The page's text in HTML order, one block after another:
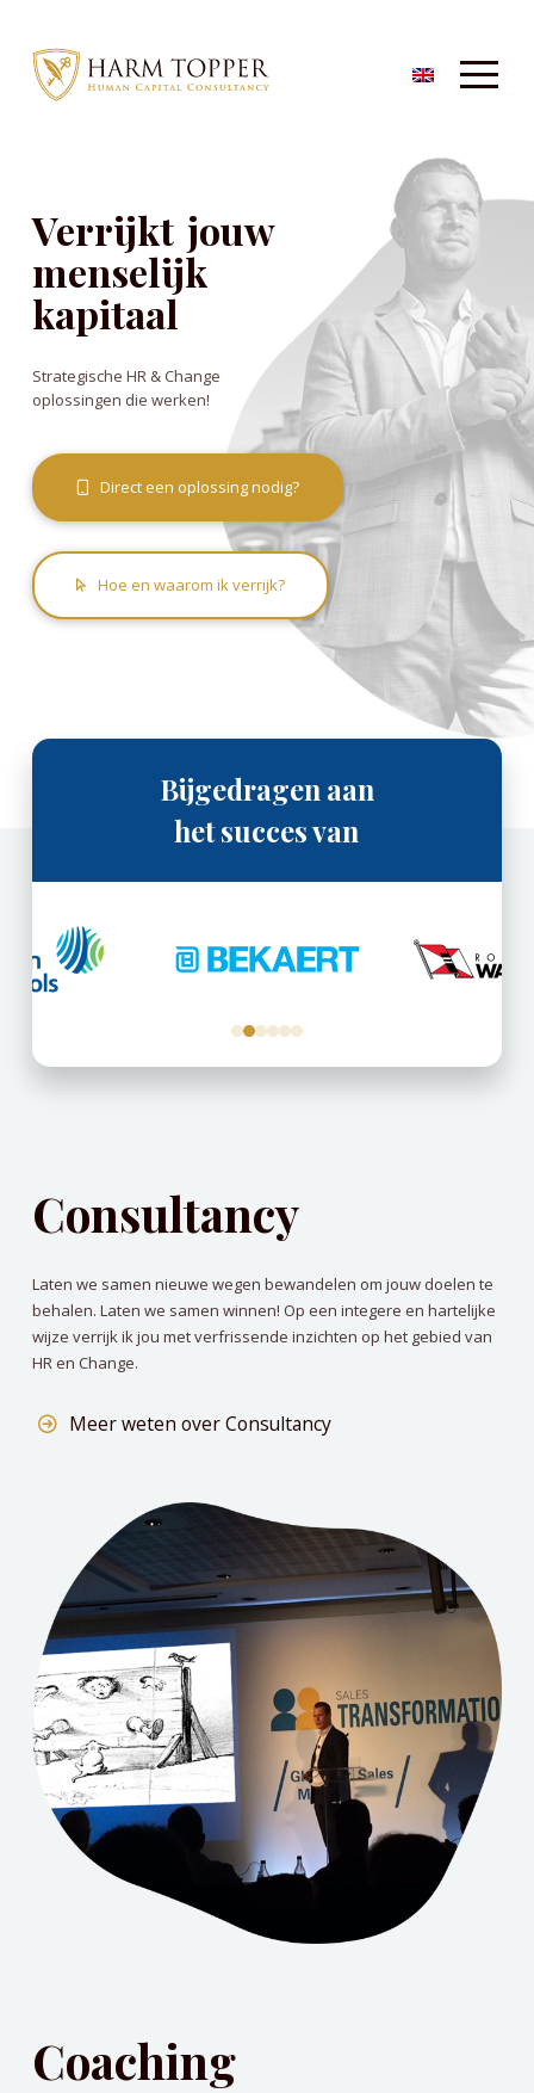
Verrijkt jouw
menselijk
kapitaal
Strategische HR & Change
oplossingen die werken!
Direct een oplossing nodig?
Hoe en waarom ik verrijk?
Bijgedragen aan
het succes van
012345
Consultancy
Laten we samen nieuwe wegen bewandelen om jouw doelen te
behalen. Laten we samen winnen! Op een integere en hartelijke
wijze verrijk ik jou met verfrissende inzichten op het gebied van
HR en Change.
Meer weten over Consultancy
Coaching